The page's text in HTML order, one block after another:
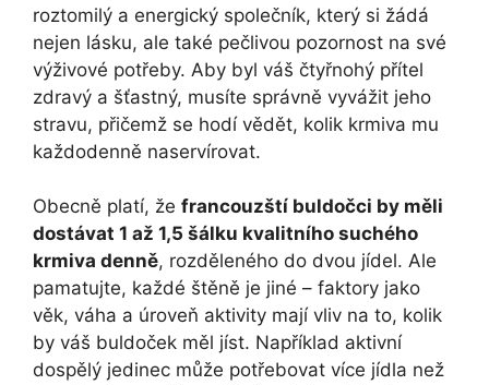
roztomilý a energický společník, který si žádá
nejen ​lásku, ale také pečlivou pozornost na své⁤
výživové potřeby. Aby byl⁤ váš čtyřnohý přítel
zdravý a šťastný, musíte správně vyvážit jeho
stravu, přičemž se ‌hodí vědět, kolik krmiva mu
každodenně naservírovat.
Obecně platí, že francouzští buldočci by měli
dostávat 1 až 1,5 šálku​ kvalitního ⁣suchého
‌krmiva denně, rozděleného do dvou jídel. Ale
pamatujte, ​každé ‍štěně je jiné – faktory jako
věk, váha a úroveň aktivity mají vliv na⁤ to,​ kolik
by váš⁢ buldoček ⁤měl jíst. Například aktivní‌
dospělý jedinec může ⁣potřebovat‌ více jídla než